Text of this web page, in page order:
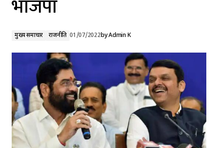
भाजपा
मुख्य समाचार राजनीति 01/07/2022byAdmin K